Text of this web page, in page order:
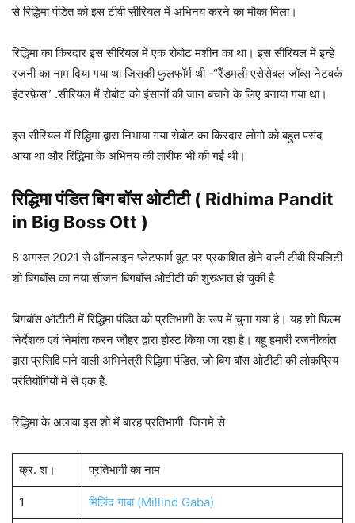
से रिद्ध‍िमा पंडित को इस टीवी सीरियल में अभिनय करने का मौका मिला।
रिद्धिमा का किरदार इस सीरियल में एक रोबोट मशीन का था। इस सीरियल में इन्हे
रजनी का नाम दिया गया था जिसकी फुलफॉर्म थी -“रैंडमली एसेसेबल जॉब्स नेटवर्क
इंटरफ़ेस” .सीरियल में रोबोट को इंसानों की जान बचाने के लिए बनाया गया था।
इस सीरियल में रिद्धिमा द्वारा निभाया गया रोबोट का किरदार लोगो को बहुत पसंद
आया था और रिद्धिमा के अभिनय की तारीफ भी की गई थी।
रिद्ध‍िमा पंडित बिग बॉस ओटीटी ( Ridhima Pandit
in Big Boss Ott )
8 अगस्त 2021 से ऑनलाइन प्लेटफार्म वूट पर प्रकाशित होने वाली टीवी रियलिटी
शो बिगबॉस का नया सीजन बिगबॉस ओटीटी की शुरुआत हो चुकी है
बिगबॉस ओटीटी में रिद्ध‍िमा पंडित को प्रतिभागी के रूप में चुना गया है। यह शो फिल्म
निर्देशक एवं निर्माता करन जौहर द्वारा होस्ट किया जा रहा है। बहू हमारी रजनीकांत
द्वारा प्रसिद्दि पाने वाली अभिनेत्री रिद्धिमा पंडित, जो बिग बॉस ओटीटी की लोकप्रिय
प्रतियोगियों में से एक हैं.
रिद्ध‍िमा के अलावा इस शो में बारह प्रतिभागी जिनमे से
क्र. श। प्रतिभागी का नाम
1 मिलिंद गाबा (Millind Gaba)